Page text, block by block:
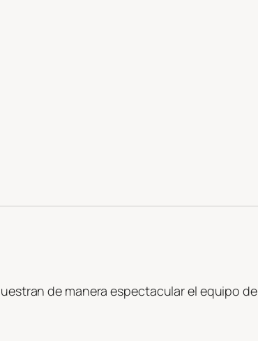
de manera espectacular el equipo de